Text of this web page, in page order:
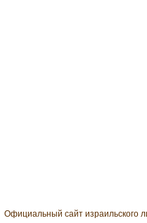
Официальный сайт израильского